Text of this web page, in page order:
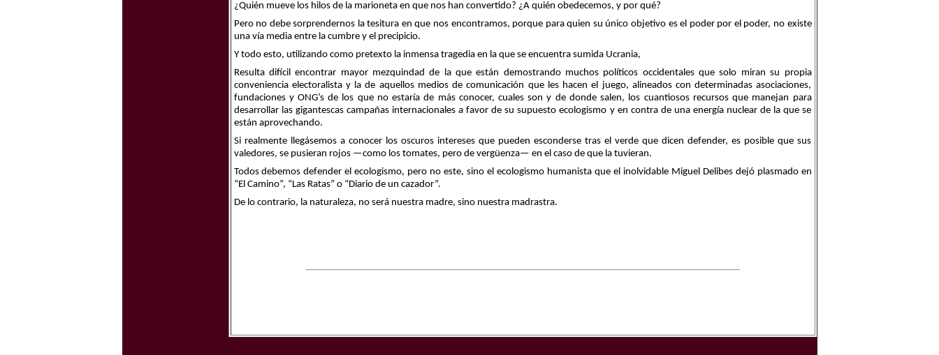
¿Quién mueve los hilos de la marioneta en que nos han convertido? ¿A quién obedecemos, y por qué?
Pero no debe sorprendernos la tesitura en que nos encontramos, porque para quien su único objetivo es el poder por el poder, no existe
una vía media entre la cumbre y el precipicio.
Y todo esto, utilizando como pretexto la inmensa tragedia en la que se encuentra sumida Ucrania,
Resulta difícil encontrar mayor mezquindad de la que están demostrando muchos políticos occidentales que solo miran su propia
conveniencia electoralista y la de aquellos medios de comunicación que les hacen el juego, alineados con determinadas asociaciones,
fundaciones y ONG’s de los que no estaría de más conocer, cuales son y de donde salen, los cuantiosos recursos que manejan para
desarrollar las gigantescas campañas internacionales a favor de su supuesto ecologismo y en contra de una energía nuclear de la que se
están aprovechando.
Si realmente llegásemos a conocer los oscuros intereses que pueden esconderse tras el verde que dicen defender, es posible que sus
valedores, se pusieran rojos —como los tomates, pero de vergüenza— en el caso de que la tuvieran.
Todos debemos defender el ecologismo, pero no este, sinoel ecologismo humanista que el inolvidable Miguel Delibes dejó plasmado en
“El Camino”, “Las Ratas” o “Diario de un cazador”.
De lo contrario, la naturaleza, no será nuestra madre, sino nuestra madrastra.